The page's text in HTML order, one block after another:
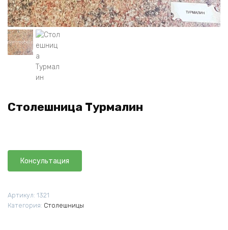
Столешница Турмалин
Консультация
Артикул: 1321
Категория: Столешницы